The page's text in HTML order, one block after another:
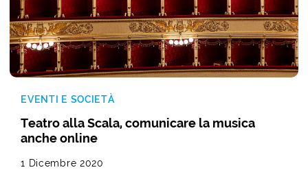
EVENTI E SOCIETÀ
Teatro alla Scala, comunicare la musica
anche online
1 Dicembre 2020